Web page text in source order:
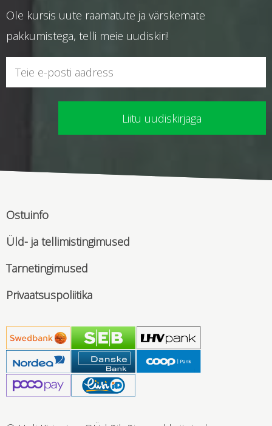
Ole kursis uute raamatute ja värskemate
pakkumistega, telli meie uudiskiri!
Ostuinfo
Üld- ja tellimistingimused
Tarnetingimused
Privaatsuspoliitika